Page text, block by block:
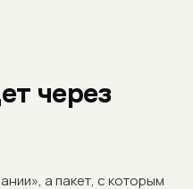
через
а пакет, с которым